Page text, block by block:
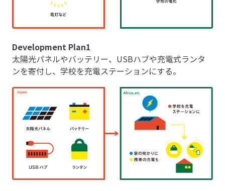
Development Plan1
太陽光パネルやバッテリー、USBハブや充電式ランタ
ンを寄付し、学校を充電ステーションにする。